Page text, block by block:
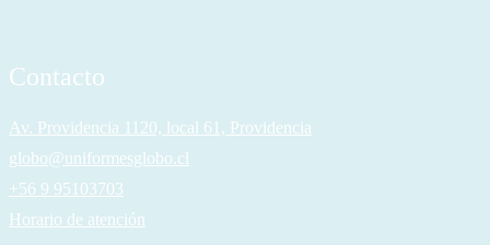
Contacto
Av. Providencia 1120, local 61, Providencia
globo@uniformesglobo.cl
+56 9 95103703
Horario de atención